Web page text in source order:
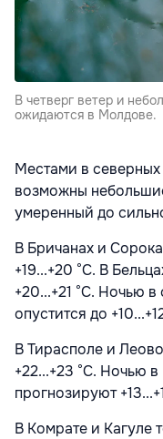
В четверг ветер и
ожидаются в Молдове.
Местами в
возможны
умеренный до
В Бричанах и
+19...+20 °С. В
+20...+21 °С. Ночью
опустится до
В Тирасполе и
+22...+23 °С. Ночью
прогнозируют
В Комрате и Кагуле